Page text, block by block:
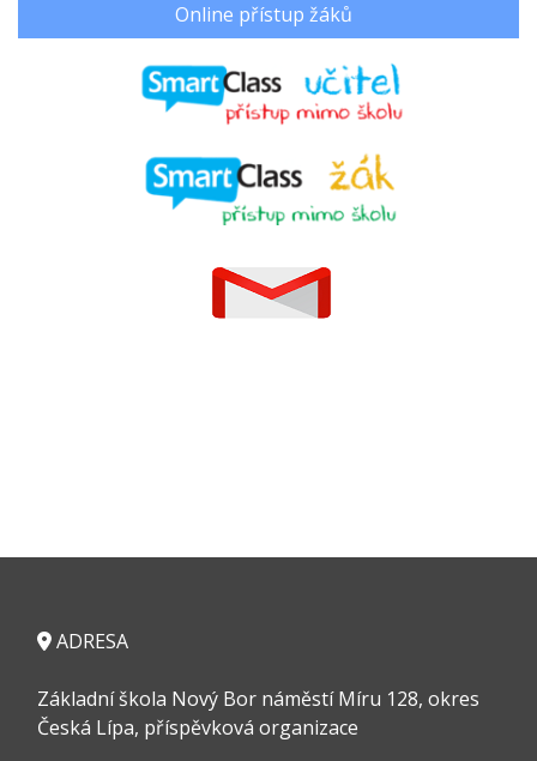
Online přístup žáků
ADRESA
Základní škola Nový Bor náměstí Míru 128, okres
Česká Lípa, příspěvková organizace